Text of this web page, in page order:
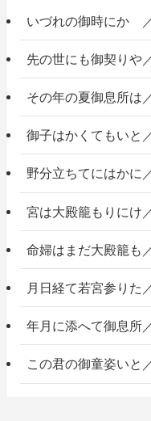
いづれの御時にか
先の世にも御契りや
その年の夏御息所は
御子はかくてもいと
野分立ちてにはかに
宮は大殿籠もりにけ
命婦はまだ大殿籠も
月日経て若宮参りた
年月に添へて御息所
この君の御童姿いと